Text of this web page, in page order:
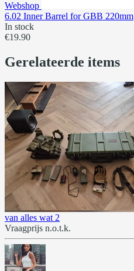
Webshop
6.02 Inner Barrel for GBB 220mm
In stock
€19.90
Gerelateerde items
van alles wat 2
Vraagprijs n.o.t.k.